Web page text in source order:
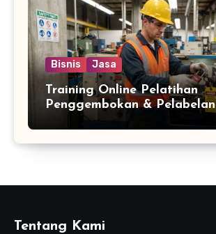
Bisnis Jasa
Training Online Pelatihan
Penggembokan & Pelabelan
Tentang Kami